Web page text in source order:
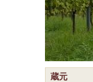
蔵元